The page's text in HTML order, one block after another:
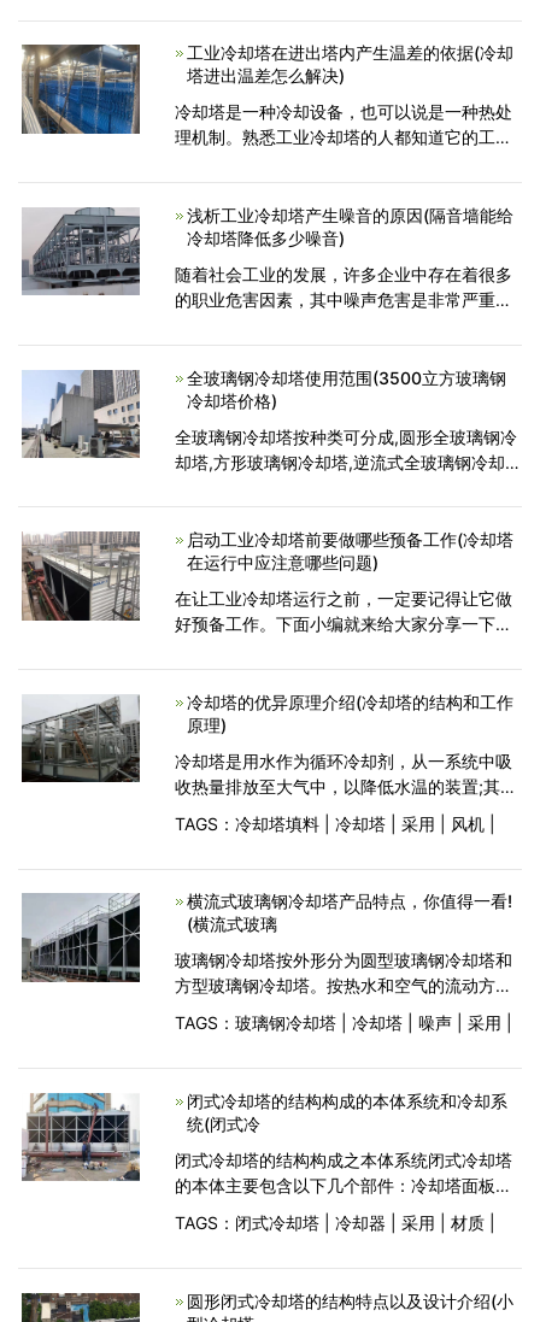
人士来清洗冷却塔，然而这种保养方式则有分
别，接下来便听广州冷却塔
工业冷却塔在进出塔内产生温差的依据(冷却
塔进出温差怎么解决)
冷却塔是一种冷却设备，也可以说是一种热处
理机制。熟悉工业冷却塔的人都知道它的工作
工业生产过程中产生的废热，在接触大气后将
这些热量散到空气当
浅析工业冷却塔产生噪音的原因(隔音墙能给
冷却塔降低多少噪音)
随着社会工业的发展，许多企业中存在着很多
的职业危害因素，其中噪声危害是非常严重
者的身体健康，对噪声进行处理是十分必要
的。工业冷却塔的噪声一
全玻璃钢冷却塔使用范围(3500立方玻璃钢
冷却塔价格)
全玻璃钢冷却塔按种类可分成,圆形全玻璃钢冷
却塔,方形玻璃钢冷却塔,逆流式全玻璃钢冷却
玻璃钢防腐冷却塔等各种型号规格。一、全玻
璃钢冷
启动工业冷却塔前要做哪些预备工作(冷却塔
在运行中应注意哪些问题)
在让工业冷却塔运行之前，一定要记得让它做
好预备工作。下面小编就来给大家分享一下，
1、工业冷却塔的水盆一定要记得清理干
净。 2、它体内风
冷却塔的优异原理介绍(冷却塔的结构和工作
原理)
冷却塔是用水作为循环冷却剂，从一系统中吸
收热量排放至大气中，以降低水温的装置;其冷
是利用水与空气流动接触后进行冷热交换产生
蒸汽，蒸汽挥发带走热量达到蒸发散热、对流
TAGS： 冷却塔填料| 冷却塔| 采用 风机|
横流式玻璃钢冷却塔产品特点，你值得一看!
(横流式玻璃
玻璃钢冷却塔按外形分为圆型玻璃钢冷却塔和
方型玻璃钢冷却塔。按热水和空气的流动方向
分有逆流式冷却塔、横流(交流)式冷却塔、混
流式冷却塔。下面小编就为大家一起来讲讲横
TAGS： 玻璃钢冷却塔| 冷却塔| 噪声| 采用
闭式冷却塔的结构构成的本体系统和冷却系
统(闭式冷
闭式冷却塔的结构构成之本体系统闭式冷却塔
的本体主要包含以下几个部件：冷却塔面板，
冷却塔结构钢件，冷却塔底框以及冷却塔的标
准件。康明闭式冷却塔面板采用镀铝锌板，镀
TAGS： 闭式冷却塔| 冷却器 采用 材质|
圆形闭式冷却塔的结构特点以及设计介绍(小